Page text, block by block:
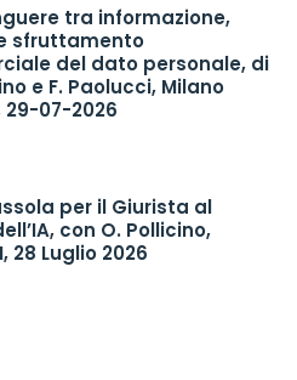
tra informazione,
sfruttamento
del dato personale, di
e F. Paolucci, Milano
29-07-2026
per il Giurista al
con O. Pollicino,
28 Luglio 2026